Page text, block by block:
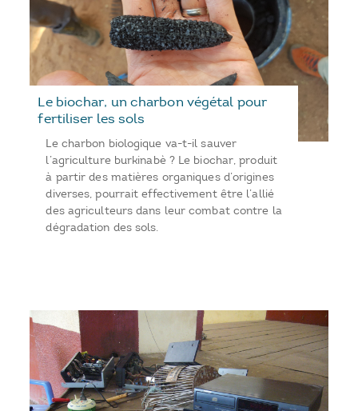
Le biochar, un charbon végétal pour
fertiliser les sols
Le charbon biologique va-t-il sauver
l’agriculture burkinabè ? Le biochar, produit
à partir des matières organiques d’origines
diverses, pourrait effectivement être l’allié
des agriculteurs dans leur combat contre la
dégradation des sols.